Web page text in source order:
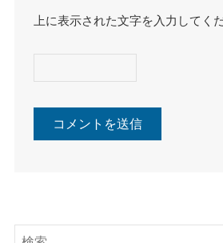
上に表示された文字を入力してく